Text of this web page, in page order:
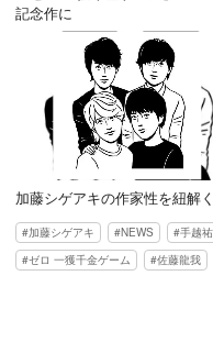
記念作に
加藤シゲアキの作家性を紐解く
加藤シゲアキ NEWS 手越
ゼロ 一獲千金ゲーム
佐藤龍我